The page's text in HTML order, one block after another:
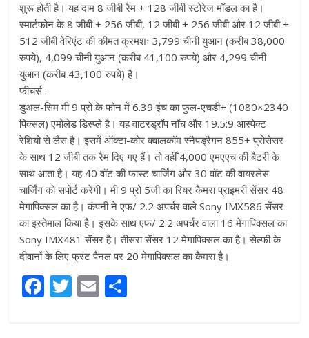
शुरू होती है। यह दाम 8 जीबी रैम + 128 जीबी स्टोरेज मॉडल का है।
स्मार्टफोन के 8 जीबी + 256 जीबी, 12 जीबी + 256 जीबी और 12 जीबी +
512 जीबी वेरिएंट की कीमत क्रमशः 3,799 चीनी युआन (करीब 38,000
रुपये), 4,099 चीनी युआन (करीब 41,100 रुपये) और 4,299 चीनी
युआन (करीब 43,100 रुपये) है।
फीचर्स :
डुअल-सिम मी 9 प्रो के फोन में 6.39 इंच का फुल-एचडी+ (1080×2340
पिक्सल) एमोलेड डिस्प्ले है। यह वाटरड्रॉप नॉच और 19.5:9 आस्पेक्ट
रेशियो से लैस है। इसमें ऑक्टा-कोर क्वालकॉम स्नैपड्रैगन 855+ प्रोसेसर
के साथ 12 जीबी तक रैम दिए गए हैं। तो वहीँ 4,000 एमएएच की बैटरी के
साथ आता है। यह 40 वॉट की फास्ट चार्जिंग और 30 वॉट की वायरलेस
चार्जिंग को सपोर्ट करेगी। मी 9 प्रो 5जी का रियर कैमरा प्राइमरी सेंसर 48
मेगापिक्सल का है। कंपनी ने एफ/ 2.2 अपर्चर वाले Sony IMX586 सेंसर
का इस्तेमाल किया है। इसके साथ एफ/ 2.2 अपर्चर वाला 16 मेगापिक्सल का
Sony IMX481 सेंसर है। तीसरा सेंसर 12 मेगापिक्सल का है। सेल्फी के
दीवानों के लिए फ्रंट पैनल पर 20 मेगापिक्सल का कैमरा है।
F
a
T
w
E
m